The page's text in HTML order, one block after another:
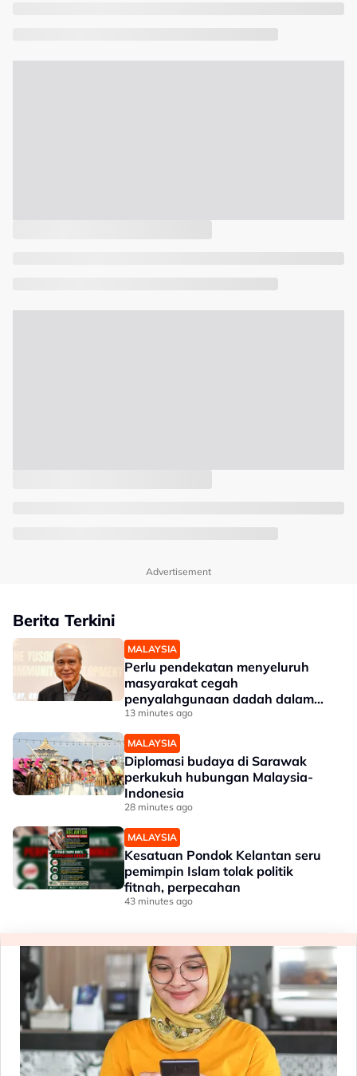
Advertisement
Berita Terkini
MALAYSIA
Perlu pendekatan menyeluruh
masyarakat cegah
penyalahgunaan dadah dalam
kalangan kanak-kanak - Lee Lam
Thye
13 minutes ago
MALAYSIA
Diplomasi budaya di Sarawak
perkukuh hubungan Malaysia-
Indonesia
28 minutes ago
MALAYSIA
Kesatuan Pondok Kelantan seru
pemimpin Islam tolak politik
fitnah, perpecahan
43 minutes ago